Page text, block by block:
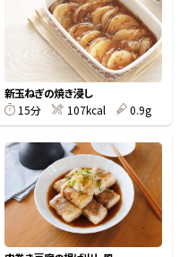
鰹節屋の
だしパック
新玉ねぎの焼き浸し
15分
107kcal 0.9g